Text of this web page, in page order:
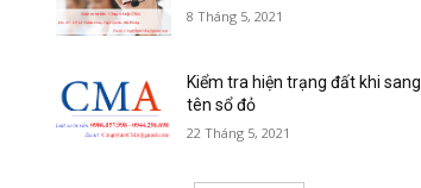
8 Tháng 5, 2021
Kiểm tra hiện trạng đất khi sang
tên sổ đỏ
22 Tháng 5, 2021